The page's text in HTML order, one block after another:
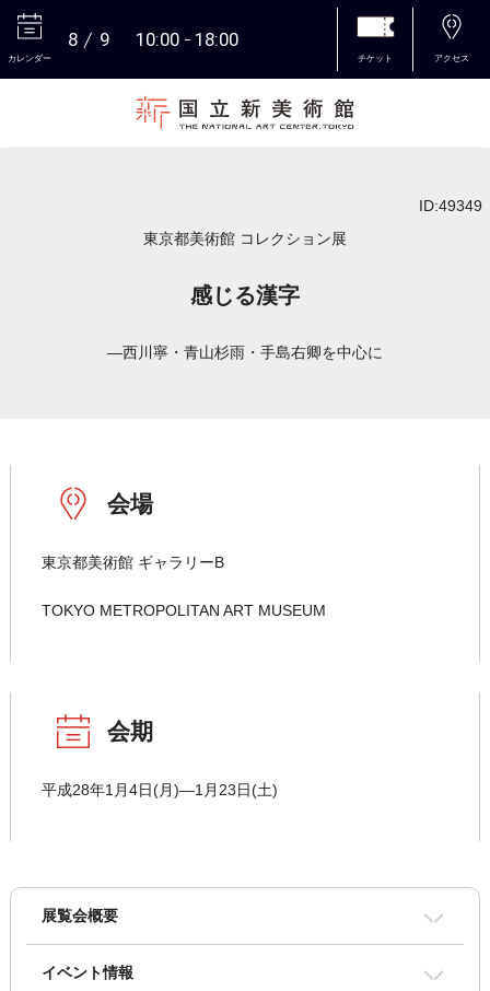
カレンダー
8 9 10:00 18:00
チケット アクセス
ID:49349
東京都美術館 コレクション展
感じる漢字
―西川寧・青山杉雨・手島右卿を中心に
会場
東京都美術館 ギャラリーB
TOKYO METROPOLITAN ART MUSEUM
会期
平成28年1月4日(月)―1月23日(土)
展覧会概要
イベント情報